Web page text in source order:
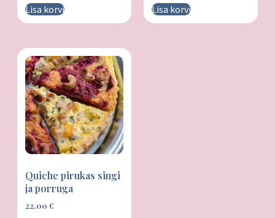
Lisa korvi Lisa korvi
Quiche pirukas singi
ja porruga
22,00 €